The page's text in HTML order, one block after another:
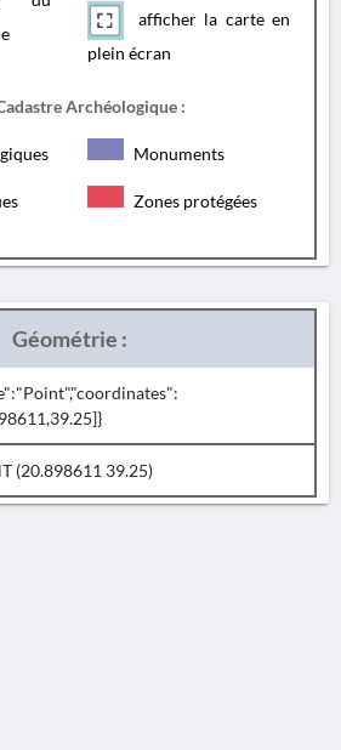
afficher la carte en
plein écran
Archéologique :
Monuments
Zones protégées
Géométrie :
(20.898611 39.25)